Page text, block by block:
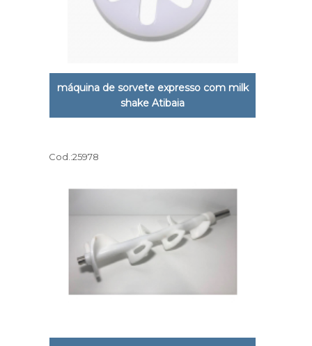
máquina de sorvete expresso com milk
shake Atibaia
Cod.:25978